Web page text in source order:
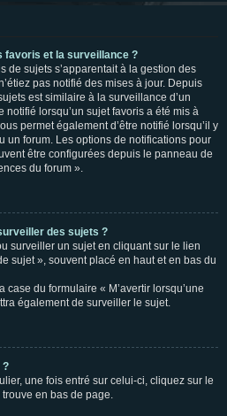
favoris et la surveillance ?
de sujets s’apparentait à la gestion des
pas notifié des mises à jour. Depuis
est similaire à la surveillance d’un
notifié lorsqu’un sujet favoris a été mis à
permet également d’être notifié lorsqu’il y
un forum. Les options de notifications pour
être configurées depuis le panneau de
du forum ».
des sujets ?
surveiller un sujet en cliquant sur le lien
sujet », souvent placé en haut et en bas du
du formulaire « M’avertir lorsqu’une
également de surveiller le sujet.
?
une fois entré sur celui-ci, cliquez sur le
en bas de page.